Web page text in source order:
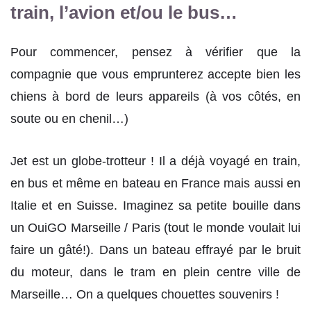
train, l’avion et/ou le bus…
Pour commencer, pensez à vérifier que la
compagnie que vous emprunterez accepte bien les
chiens à bord de leurs appareils (à vos côtés, en
soute ou en chenil…)
Jet est un globe-trotteur ! Il a déjà voyagé en train,
en bus et même en bateau en France mais aussi en
Italie et en Suisse. Imaginez sa petite bouille dans
un OuiGO Marseille / Paris (tout le monde voulait lui
faire un gâté!). Dans un bateau effrayé par le bruit
du moteur, dans le tram en plein centre ville de
Marseille… On a quelques chouettes souvenirs !